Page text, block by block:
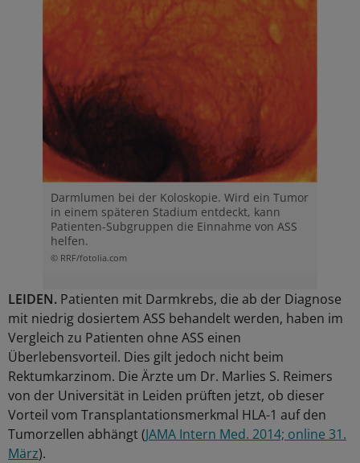
Darmlumen bei der Koloskopie. Wird ein Tumor
in einem späteren Stadium entdeckt, kann
Patienten-Subgruppen die Einnahme von ASS
helfen.
© RRF/fotolia.com
LEIDEN. Patienten mit Darmkrebs, die ab der Diagnose
mit niedrig dosiertem ASS behandelt werden, haben im
Vergleich zu Patienten ohne ASS einen
Überlebensvorteil. Dies gilt jedoch nicht beim
Rektumkarzinom. Die Ärzte um Dr. Marlies S. Reimers
von der Universität in Leiden prüften jetzt, ob dieser
Vorteil vom Transplantationsmerkmal HLA-1 auf den
Tumorzellen abhängt (JAMA Intern Med. 2014; online 31.
März).